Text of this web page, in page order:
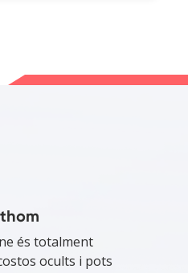
és totalment
ocults i pots